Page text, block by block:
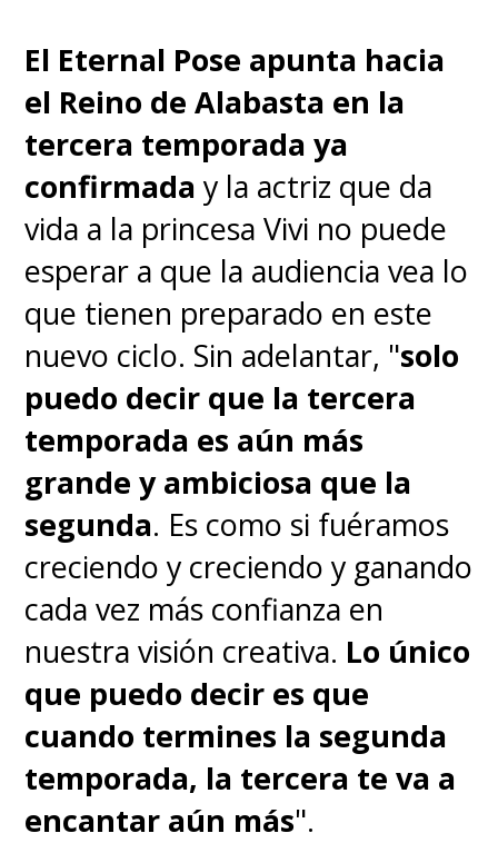
El Eternal Pose apunta hacia
el Reino de Alabasta en la
tercera temporada ya
confirmada y la actriz que da
vida a la princesa Vivi no puede
esperar a que la audiencia vea lo
que tienen preparado en este
nuevo ciclo. Sin adelantar, "solo
puedo decir que la tercera
temporada es aún más
grande y ambiciosa que la
segunda. Es como si fuéramos
creciendo y creciendo y ganando
cada vez más confianza en
nuestra visión creativa. Lo único
que puedo decir es que
cuando termines la segunda
temporada, la tercera te va a
encantar aún más".